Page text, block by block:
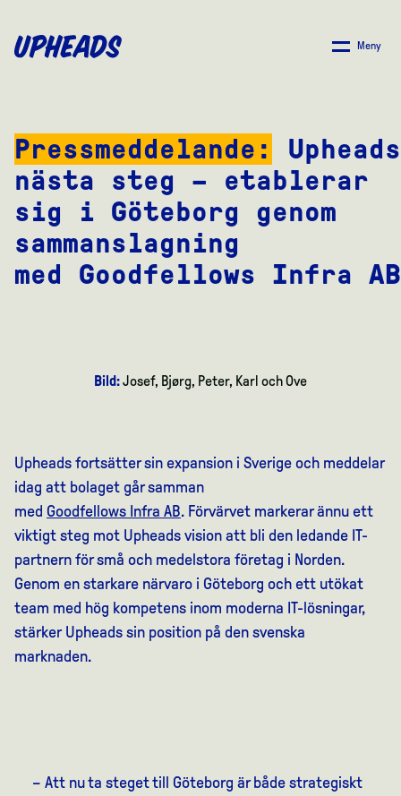
MAIN
Meny
Pressmeddelande :
Upheads
nästa steg – etablerar
sig i Göteborg genom
sammanslagning
med
Goodfellows Infra AB
Upheads fortsätter sin expansion i Sverige och meddelar
idag att bolaget går samman
med Goodfellows Infra AB. Förvärvet markerar ännu ett
viktigt steg mot Upheads vision att bli den ledande IT-
partnern för små och medelstora företag i Norden.
Genom en starkare närvaro i Göteborg och ett utökat
team med hög kompetens inom moderna IT-lösningar,
stärker Upheads sin position på den svenska
marknaden.
Bild:Josef, Bjørg, Peter, Karl och Ove
– Att nu ta steget till Göteborg är både strategiskt